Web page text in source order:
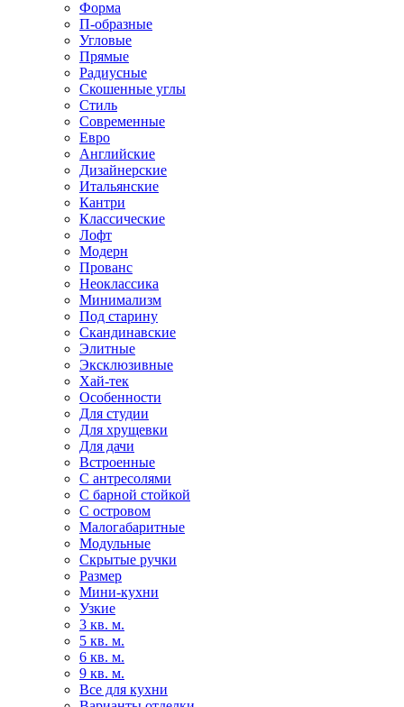
Форма
П-образные
Угловые
Прямые
Радиусные
Скошенные углы
Стиль
Современные
Евро
Английские
Дизайнерские
Итальянские
Кантри
Классические
Лофт
Модерн
Прованс
Неоклассика
Минимализм
Под старину
Скандинавские
Элитные
Эксклюзивные
Хай-тек
Особенности
Для студии
Для хрущевки
Для дачи
Встроенные
С антресолями
С барной стойкой
С островом
Малогабаритные
Модульные
Скрытые ручки
Размер
Мини-кухни
Узкие
3 кв. м.
5 кв. м.
6 кв. м.
9 кв. м.
Все для кухни